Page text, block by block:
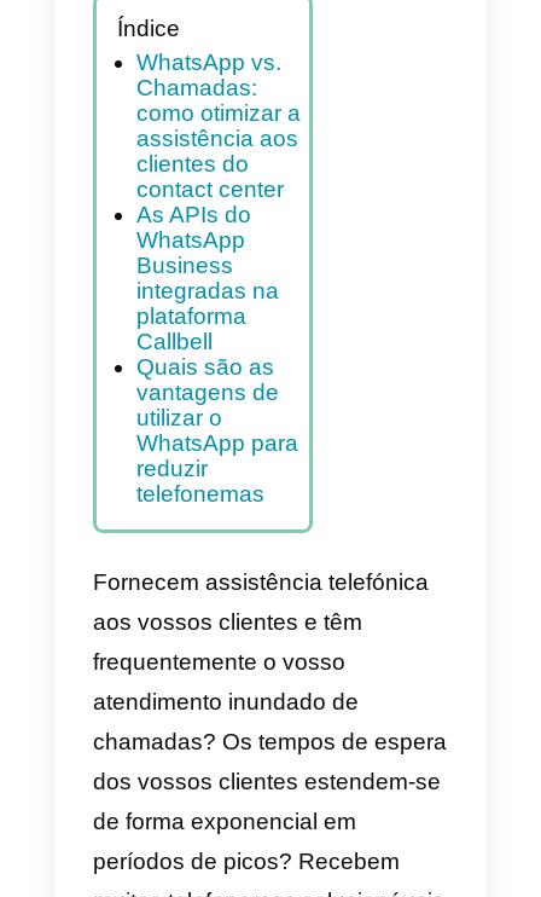
Índice
WhatsApp vs.
Chamadas:
como otimizar a
assistência aos
clientes do
contact center
As APIs do
WhatsApp
Business
integradas na
plataforma
Quais são as
vantagens de
utilizar o
reduzir
telefonemas
Fornecem assistência telefónica